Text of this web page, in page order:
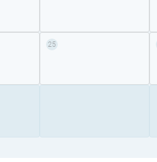
25